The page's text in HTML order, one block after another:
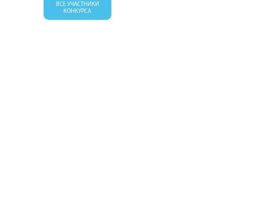
ВСЕ УЧАСТНИКИ
КОНКУРСА